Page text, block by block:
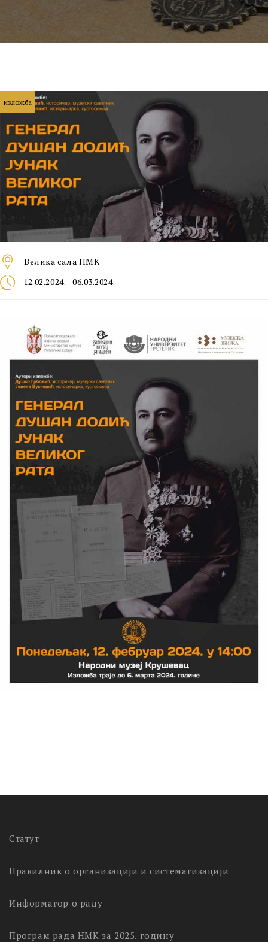
изложба
Велика сала НМК
12.02.2024. - 06.03.2024.
Статут
Правилник о организацији и систематизацији
Информатор о раду
Програм рада НМК за 2025. годину